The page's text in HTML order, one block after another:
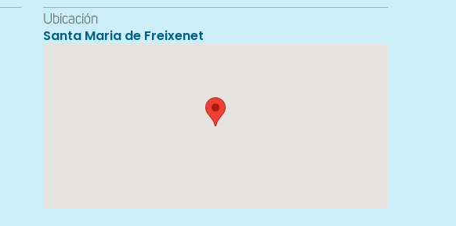
Ubicación
Santa Maria de Freixenet